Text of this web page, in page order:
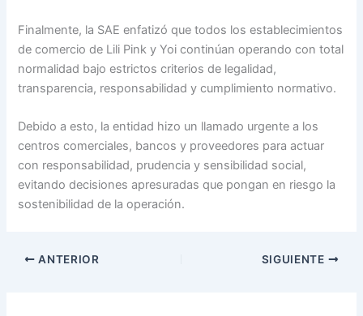
Finalmente, la SAE enfatizó que todos los establecimientos
de comercio de Lili Pink y Yoi continúan operando con total
normalidad bajo estrictos criterios de legalidad,
transparencia, responsabilidad y cumplimiento normativo.
Debido a esto, la entidad hizo un llamado urgente a los
centros comerciales, bancos y proveedores para actuar
con responsabilidad, prudencia y sensibilidad social,
evitando decisiones apresuradas que pongan en riesgo la
sostenibilidad de la operación.
ANTERIOR SIGUIENTE